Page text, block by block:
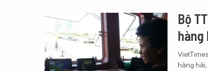
Bộ
hàng
hàng